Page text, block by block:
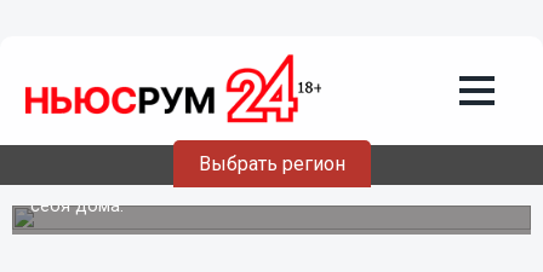
Выбрать регион
На 1 января в Нижнем Новгороде
намечено сразу три кинопремьеры
Люди, которых не прельщает перспектива прогулок по
заснеженным улицам сразу же после празднования
Нового года, смогут качественно развлечься и
организовать просмотр увлекательных лент прямо у
себя дома.